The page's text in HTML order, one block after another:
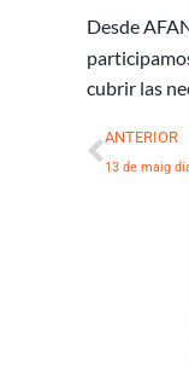
Desde
cubrir las
Prev
ANTERIOR
13 de maig